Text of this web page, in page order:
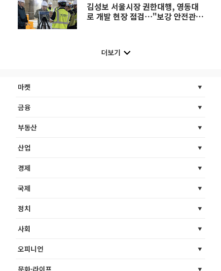
김성보 서울시장 권한대행, 영동대
로 개발 현장 점검⋯"보강 안전관리
더보기
마켓
금융
부동산
산업
경제
국제
정치
사회
오피니언
문화·라이프